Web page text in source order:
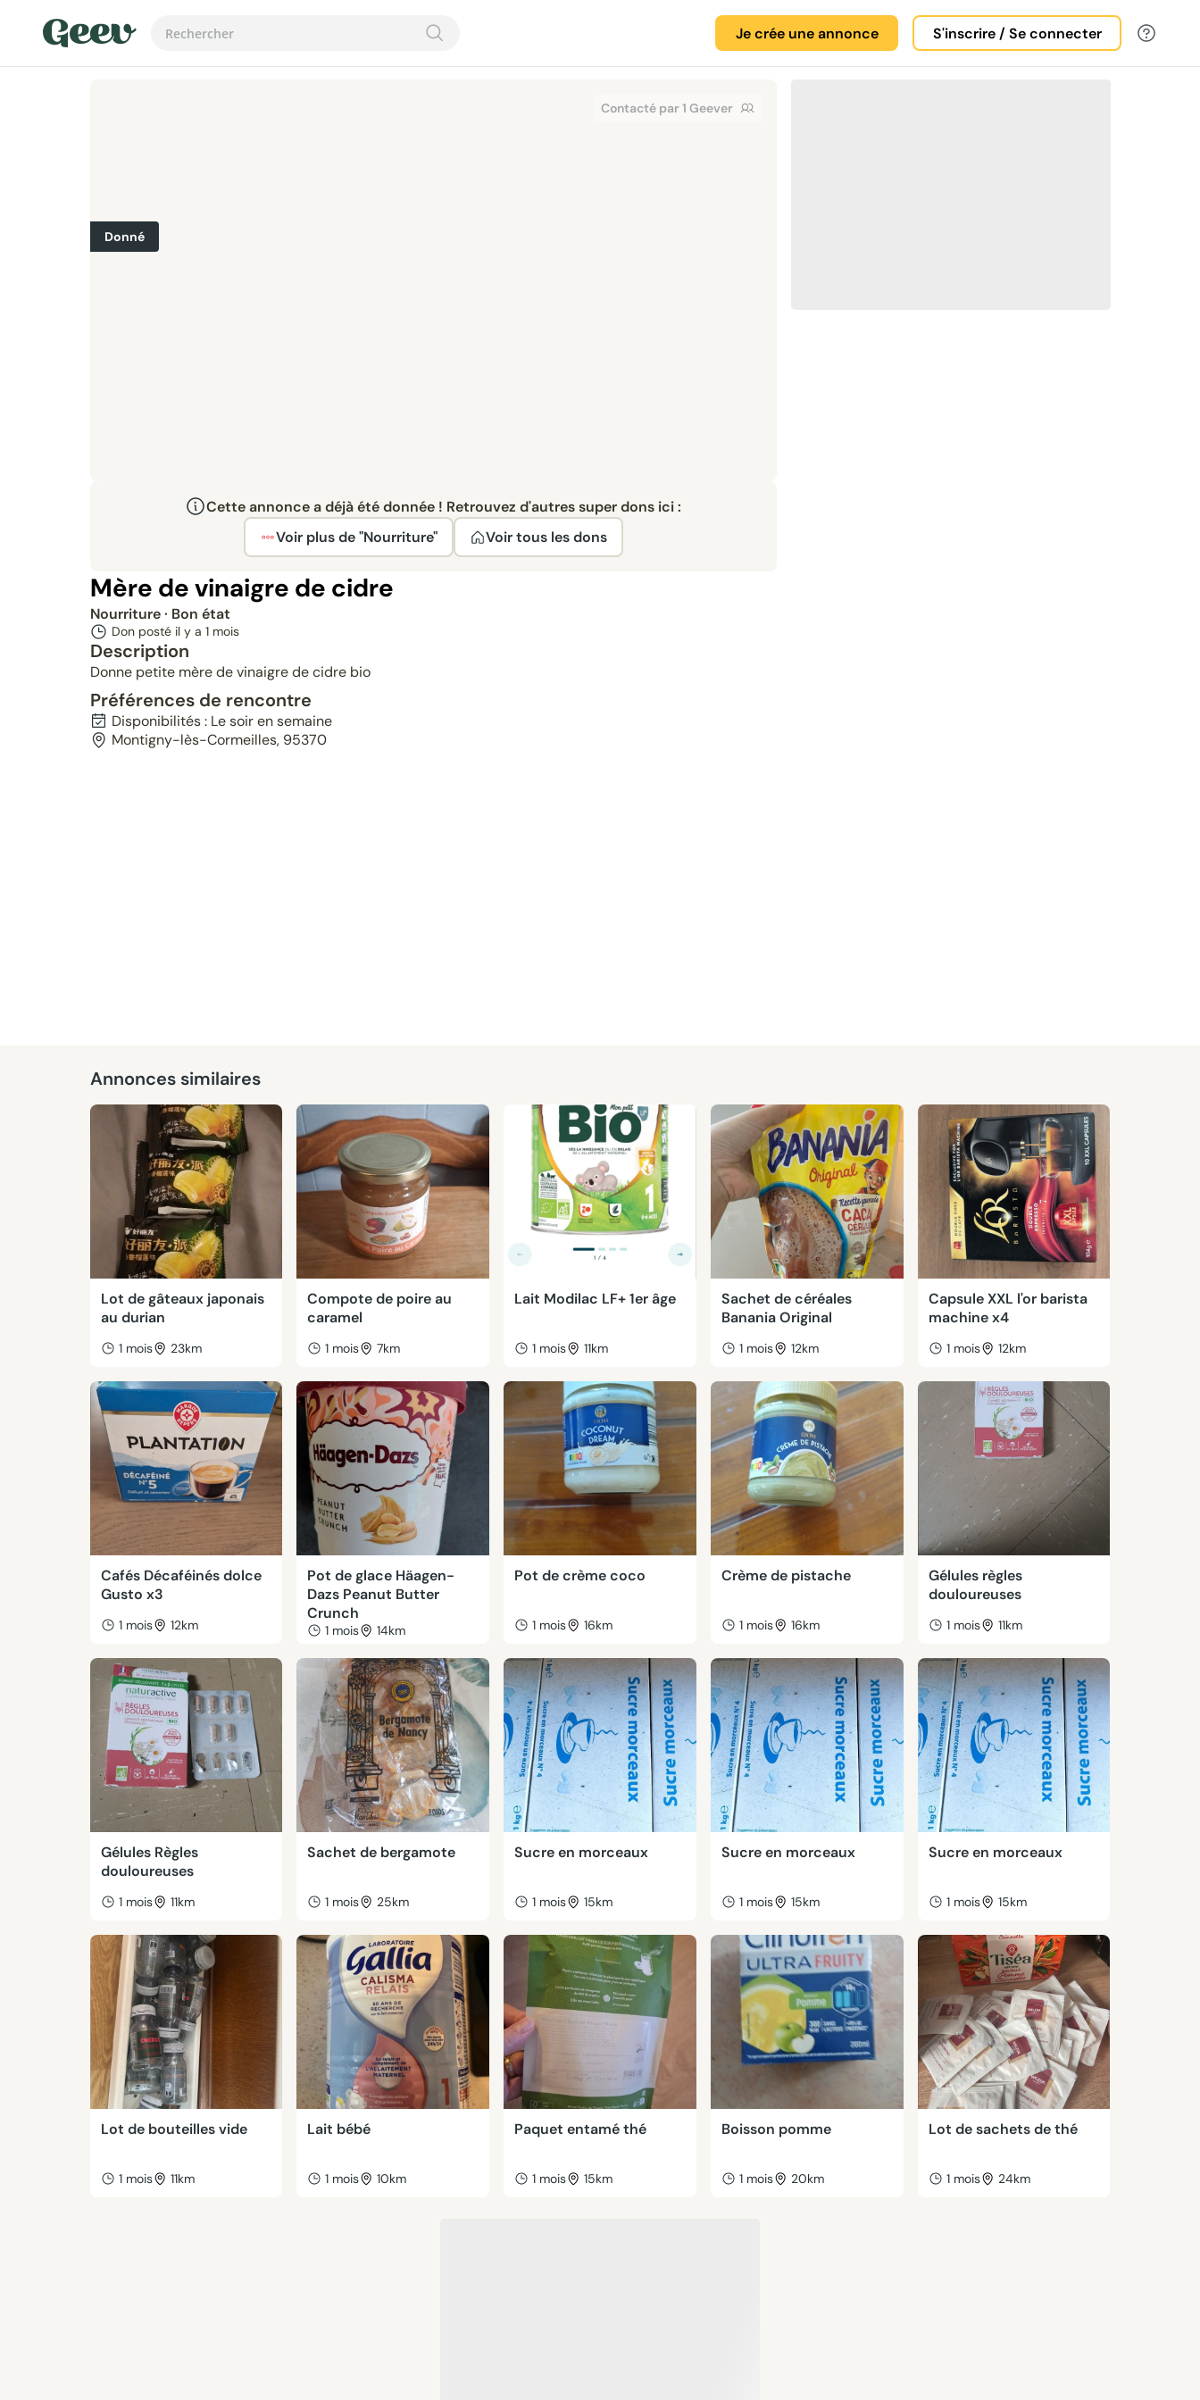
Je crée une annonce S'inscrire / Se connecter
Contacté par 1 Geever
Donné
Cette annonce a déjà été donnée ! Retrouvez d'autres super dons ici :
Voir plus de "Nourriture"
Voir tous les dons
Mère de vinaigre de cidre
Nourriture· Bon état
Don posté il y a 1 mois
Description
Donne petite mère de vinaigre de cidre bio
Préférences de rencontre
Disponibilités : Le soir en semaine
Montigny-lès-Cormeilles, 95370
Annonces similaires
Lot de gâteaux japonais
au durian
1 mois 23km
Compote de poire au
caramel
1 mois 7km
Lait Modilac LF+ 1er âge
1 mois 11km
Sachet de céréales
Banania Original
1 mois 12km
Capsule XXL l'or barista
machine x4
1 mois 12km
Cafés Décaféinés dolce
Gusto x3
1 mois 12km
Pot de glace Häagen-
Dazs Peanut Butter
Crunch
1 mois 14km
Pot de crème coco
1 mois 16km
Crème de pistache
1 mois 16km
Gélules règles
douloureuses
1 mois 11km
Gélules Règles
douloureuses
1 mois 11km
Sachet de bergamote
1 mois 25km
Sucre en morceaux
1 mois 15km
Sucre en morceaux
1 mois 15km
Sucre en morceaux
1 mois 15km
Lot de bouteilles vide
1 mois 11km
Lait bébé
1 mois 10km
Paquet entamé thé
1 mois 15km
Boisson pomme
1 mois 20km
Lot de sachets de thé
1 mois 24km